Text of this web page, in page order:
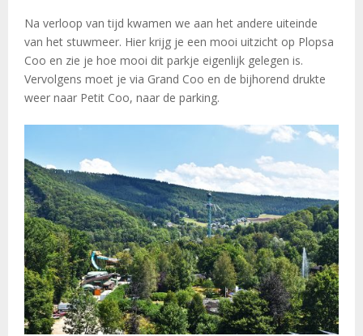
Na verloop van tijd kwamen we aan het andere uiteinde
van het stuwmeer. Hier krijg je een mooi uitzicht op Plopsa
Coo en zie je hoe mooi dit parkje eigenlijk gelegen is.
Vervolgens moet je via Grand Coo en de bijhorend drukte
weer naar Petit Coo, naar de parking.